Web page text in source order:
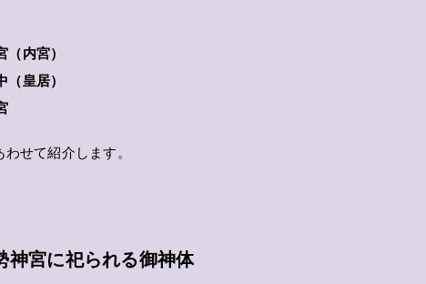
（内宮）
（皇居）
せて紹介します。
神宮に祀られる御神体